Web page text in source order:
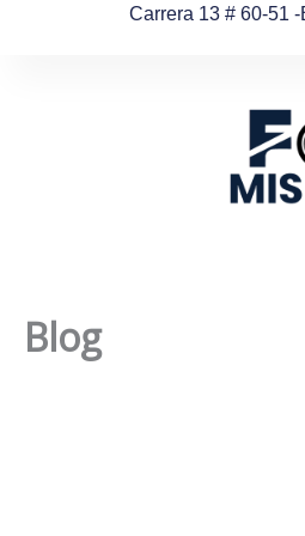
Carrera 13 # 60-51
Blog